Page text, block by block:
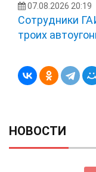
07.08.2026 20:19
Сотрудники
троих
НОВОСТИ